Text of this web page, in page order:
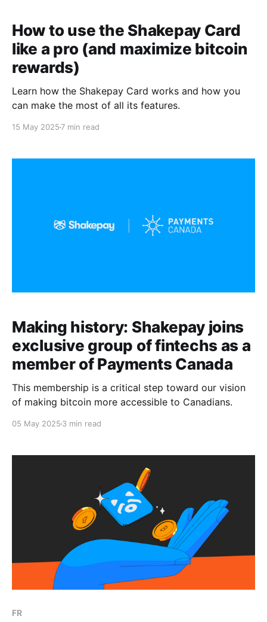
How to use the Shakepay Card
like a pro (and maximize bitcoin
rewards)
Learn how the Shakepay Card works and how you
can make the most of all its features.
15 May 2025 7 min read
Making history: Shakepay joins
exclusive group of fintechs as a
member of Payments Canada
This membership is a critical step toward our vision
of making bitcoin more accessible to Canadians.
05 May 2025 3 min read
FR